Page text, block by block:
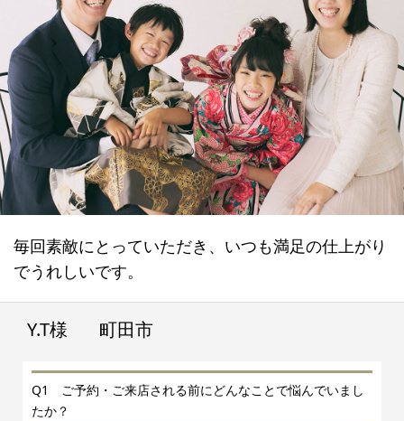
毎回素敵にとっていただき、いつも満足の仕上がり
でうれしいです。
Y.T様 町田市
Q1 ご予約・ご来店される前にどんなことで悩んでいまし
たか？